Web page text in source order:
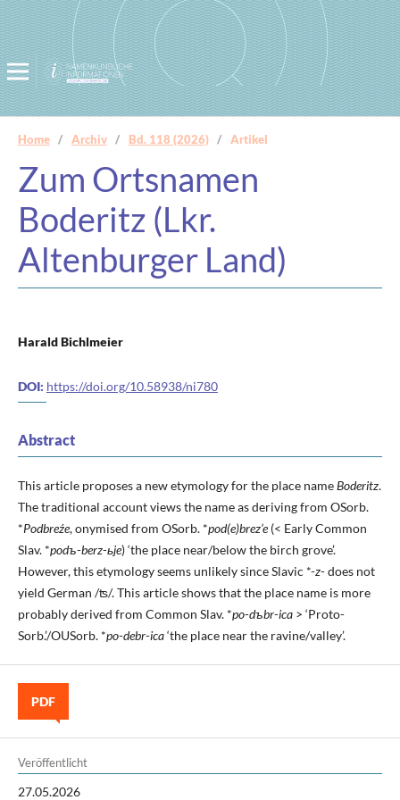
Home / Archiv / Bd. 118 (2026) / Artikel
Zum Ortsnamen
Boderitz (Lkr.
Altenburger Land)
Harald Bichlmeier
DOI: https://doi.org/10.58938/ni780
Abstract
This article proposes a new etymology for the place nameBoderitz.
The traditional account views the name as deriving from OSorb.
*Podbreźe, onymised from OSorb. *pod(e)brez’e(< Early Common
Slav. *podъ-berz-ьje) ‘the place near/below the birch grove’.
However, this etymology seems unlikely since Slavic *-z- does not
yield German /ʦ/. This article shows that the place name is more
probably derived from Common Slav. *po-dъbr-ica> ‘Proto-
Sorb.’/OUSorb. *po-debr-ica‘the place near the ravine/valley’.
PDF
Veröffentlicht
27.05.2026